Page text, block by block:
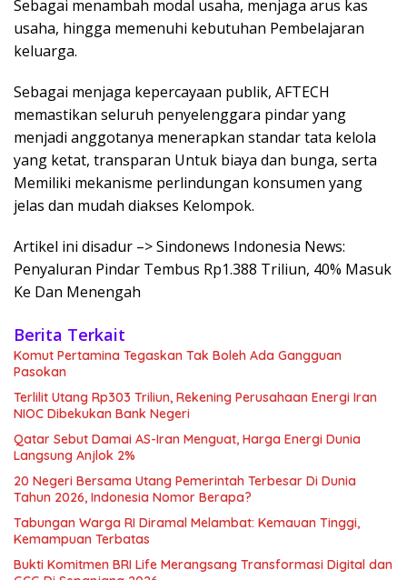
Sebagai menambah modal usaha, menjaga arus kas
usaha, hingga memenuhi kebutuhan Pembelajaran
keluarga.
Sebagai menjaga kepercayaan publik, AFTECH
memastikan seluruh penyelenggara pindar yang
menjadi anggotanya menerapkan standar tata kelola
yang ketat, transparan Untuk biaya dan bunga, serta
Memiliki mekanisme perlindungan konsumen yang
jelas dan mudah diakses Kelompok.
Artikel ini disadur –> Sindonews Indonesia News:
Penyaluran Pindar Tembus Rp1.388 Triliun, 40% Masuk
Ke Dan Menengah
Berita Terkait
Komut Pertamina Tegaskan Tak Boleh Ada Gangguan
Pasokan
Terlilit Utang Rp303 Triliun, Rekening Perusahaan Energi Iran
NIOC Dibekukan Bank Negeri
Qatar Sebut Damai AS-Iran Menguat, Harga Energi Dunia
Langsung Anjlok 2%
20 Negeri Bersama Utang Pemerintah Terbesar Di Dunia
Tahun 2026, Indonesia Nomor Berapa?
Tabungan Warga RI Diramal Melambat: Kemauan Tinggi,
Kemampuan Terbatas
Bukti Komitmen BRI Life Merangsang Transformasi Digital dan